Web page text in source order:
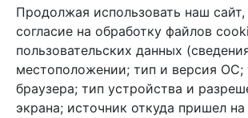
+7 (495) 933-38-08
info@arben-textile.ru- оптовые
Продолжая использовать наш
согласие на обработку файлов
пользовательских данных
местоположении; тип и версия ОС;
браузера; тип устройства и
экрана; источник откуда пришел на